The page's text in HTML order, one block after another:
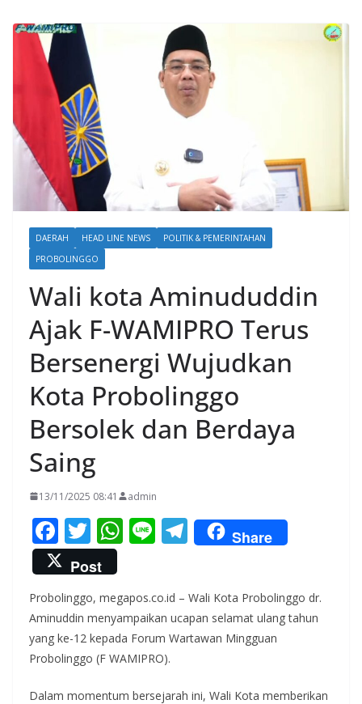
DAERAH HEAD LINE NEWS
POLITIK & PEMERINTAHAN
PROBOLINGGO
Wali kota Aminududdin
Ajak F-WAMIPRO Terus
Bersenergi Wujudkan
Kota Probolinggo
Bersolek dan Berdaya
Saing
13/11/2025 08:41 admin
F
ac
e
b
o
o
k
T
w
itt
er
W
s
A
p
p
Li T
el
gr
a
Share
Post
Probolinggo, megapos.co.id – Wali Kota Probolinggo dr.
Aminuddin menyampaikan ucapan selamat ulang tahun
yang ke-12 kepada Forum Wartawan Mingguan
Probolinggo (F WAMIPRO).
Dalam momentum bersejarah ini, Wali Kota memberikan